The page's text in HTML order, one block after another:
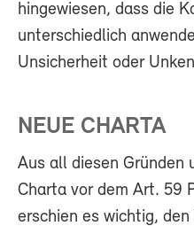
hingewiesen, dass die
unterschiedlich
Unsicherheit oder
NEUE CHARTA
Aus all diesen Gründen
Charta vor dem Art. 59
erschien es wichtig,